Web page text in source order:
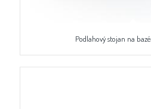
Podlahový stojan na